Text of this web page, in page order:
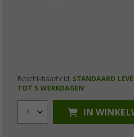
Beschikbaarheid: STANDAARD
TOT 5 WERKDAGEN
1 IN